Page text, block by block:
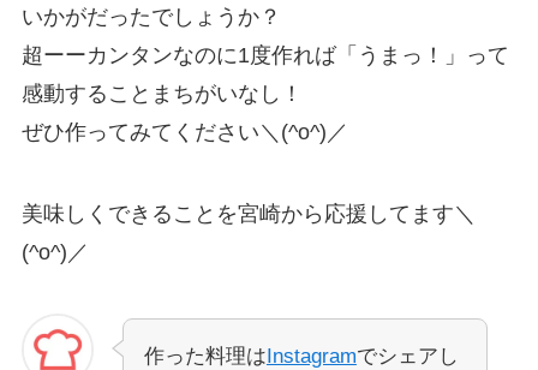
いかがだったでしょうか？
超ーーカンタンなのに1度作れば「うまっ！」って
感動することまちがいなし！
ぜひ作ってみてください＼(^o^)／
美味しくできることを宮崎から応援してます＼
(^o^)／
作った料理は Instagramでシェアし